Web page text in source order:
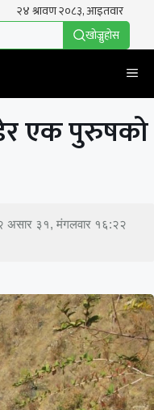
खाेज्नुहाेस
एक पुरुषको
असार ३१, मंगलवार १६:२२